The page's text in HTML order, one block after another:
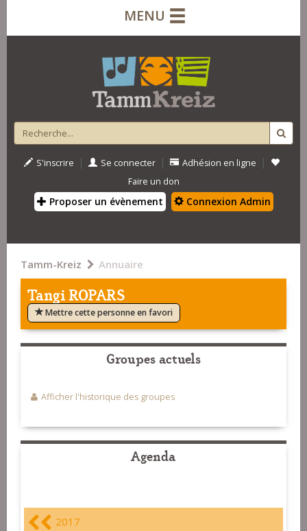
MENU
S'inscrire | Se connecter | Adhésion en ligne |
Faire un don
Proposer un évènement Connexion Admin
Tamm-Kreiz Annuaire
Tangi ROPARS
Mettre cette personne en favori
Groupes actuels
Afficher l'historique des groupes
Agenda
2017